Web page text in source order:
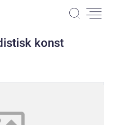
konst